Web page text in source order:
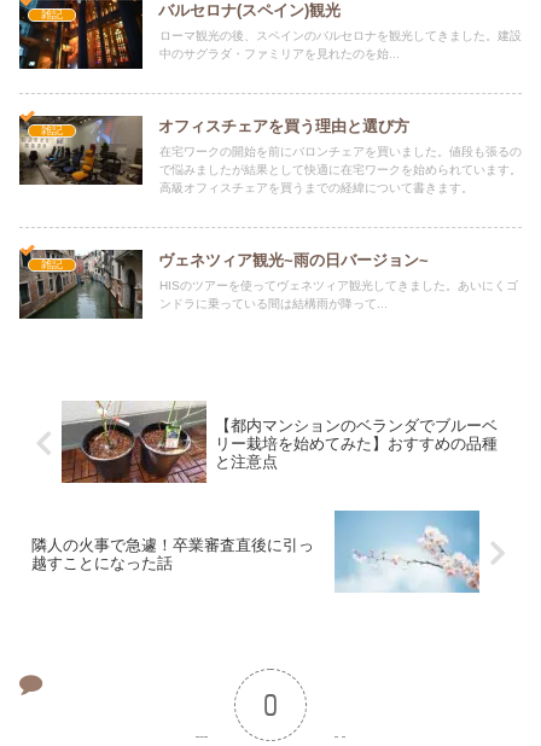
雑記 バルセロナ(スペイン)観光
ローマ観光の後、スペインのバルセロナを観光してきました。建設
中のサグラダ・ファミリアを見れたのを始...
雑記 オフィスチェアを買う理由と選び方
在宅ワークの開始を前にバロンチェアを買いました。値段も張るの
で悩みましたが結果として快適に在宅ワークを始められています。
高級オフィスチェアを買うまでの経緯について書きます。
雑記 ヴェネツィア観光~雨の日バージョン~
HISのツアーを使ってヴェネツィア観光してきました。あいにくゴ
ンドラに乗っている間は結構雨が降って...
【都内マンションのベランダでブルーベ
リー栽培を始めてみた】おすすめの品種
と注意点
隣人の火事で急遽！卒業審査直後に引っ
越すことになった話
0